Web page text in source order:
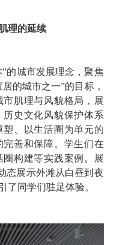
理的延续
的城市发展理念，聚焦
的城市之一”的目标，
肌理与风貌格局，展
史文化风貌保护体系
、以生活圈为单元的
善和保障。学生们在
圈构建等实践案例。展
态展示外滩从白昼到夜
了同学们驻足体验。